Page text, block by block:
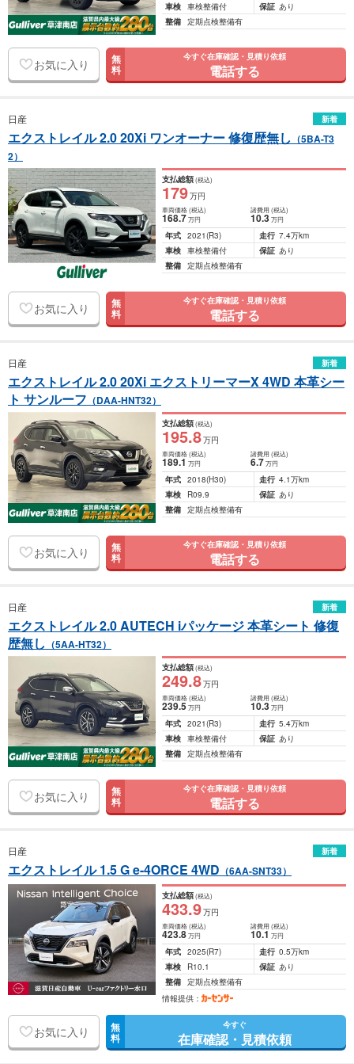
車検 車検整備付 保証 あり
整備 定期点検整備有
お気に入り 無
料
今すぐ在庫確認・見積り依頼
電話する
日産 新着
エクストレイル 2.0 20Xi ワンオーナー 修復歴無し （5BA-T3
2）
支払総額(税込)
179万円
車両価格(税込)
168.7万円
諸費用 (税込)
10.3 万円
年式 2021(R3) 走行 7.4万km
車検 車検整備付 保証 あり
整備 定期点検整備有
お気に入り 無
料
今すぐ在庫確認・見積り依頼
電話する
日産 新着
エクストレイル 2.0 20Xi エクストリーマーX 4WD 本革シー
ト サンルーフ （DAA-HNT32）
支払総額(税込)
195.8万円
車両価格(税込)
189.1万円
諸費用 (税込)
6.7 万円
年式 2018(H30) 走行 4.1万km
車検
R09.9 保証 あり
整備 定期点検整備有
お気に入り 無
料
今すぐ在庫確認・見積り依頼
電話する
日産 新着
エクストレイル 2.0 AUTECH iパッケージ 本革シート 修復
歴無し （5AA-HT32）
支払総額(税込)
249.8万円
車両価格(税込)
239.5万円
諸費用 (税込)
10.3 万円
年式 2021(R3) 走行 5.4万km
車検 車検整備付 保証 あり
整備 定期点検整備有
お気に入り 無
料
今すぐ在庫確認・見積り依頼
電話する
日産 新着
エクストレイル 1.5 G e-4ORCE 4WD （6AA-SNT33）
支払総額(税込)
433.9万円
車両価格(税込)
423.8万円
諸費用 (税込)
10.1 万円
年式 2025(R7) 走行 0.5万km
車検
R10.1 保証 あり
整備 定期点検整備有
情報提供：
お気に入り 無
料
今すぐ
在庫確認・見積依頼